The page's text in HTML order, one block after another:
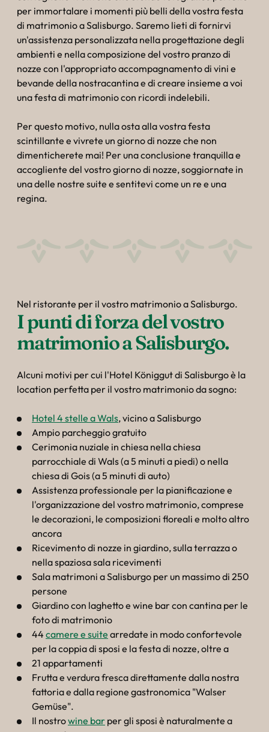
per immortalare i momenti più belli della vostra festa
di matrimonio a Salisburgo. Saremo lieti di fornirvi
un'assistenza personalizzata nella progettazione degli
ambienti e nella composizione del vostro pranzo di
nozze con l'appropriato accompagnamento di vini e
bevande della nostracantina e di creare insieme a voi
una festa di matrimonio con ricordi indelebili.
Per questo motivo, nulla osta alla vostra festa
scintillante e vivrete un giorno di nozze che non
dimenticherete mai! Per una conclusione tranquilla e
accogliente del vostro giorno di nozze, soggiornate in
una delle nostre suite e sentitevi come un re e una
regina.
Nel ristorante per il vostro matrimonio a Salisburgo.
I punti di forza del vostro
matrimonio a Salisburgo.
Alcuni motivi per cui l'Hotel Königgut di Salisburgo è la
location perfetta per il vostro matrimonio da sogno:
Hotel 4 stelle a Wals, vicino a Salisburgo
Ampio parcheggio gratuito
Cerimonia nuziale in chiesa nella chiesa
parrocchiale di Wals (a 5 minuti a piedi) o nella
chiesa di Gois (a 5 minuti di auto)
Assistenza professionale per la pianificazione e
l'organizzazione del vostro matrimonio, comprese
le decorazioni, le composizioni floreali e molto altro
ancora
Ricevimento di nozze in giardino, sulla terrazza o
nella spaziosa sala ricevimenti
Sala matrimoni a Salisburgo per un massimo di 250
persone
Giardino con laghetto e wine bar con cantina per le
foto di matrimonio
44 camere e suite arredate in modo confortevole
per la coppia di sposi e la festa di nozze, oltre a
21 appartamenti
Frutta e verdura fresca direttamente dalla nostra
fattoria e dalla regione gastronomica "Walser
Gemüse".
Il nostrowine bar per gli sposi è naturalmente a